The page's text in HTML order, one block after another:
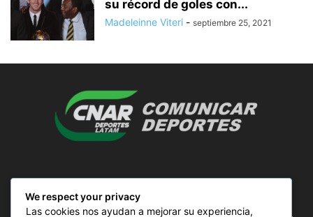
su récord de goles con...
Madeleinne Viteri - septiembre 25, 2021
We respect your privacy
Las cookies nos ayudan a mejorar su experiencia,